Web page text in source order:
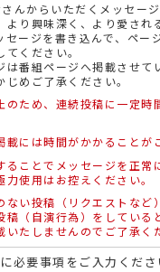
んからいただくメッセー
より興味深く、より愛され
セージを書き込んで、ペー
てください。
は番組ページへ掲載させて
じめご了承ください。
ため、連続投稿に一定時
には時間がかかることが
ことでメッセージを正常
力使用はお控えください。
い投稿（リクエストなど
稿（自演行為）をしている
いたしませんのでご了承く
必要事項をご入力くださ